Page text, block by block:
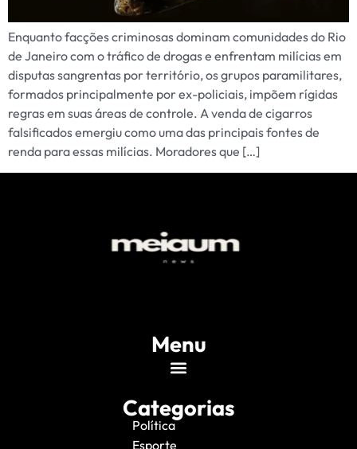
Enquanto facções criminosas dominam comunidades do Rio
de Janeiro com o tráfico de drogas e enfrentam milícias em
disputas sangrentas por território, os grupos paramilitares,
formados principalmente por ex-policiais, impõem rígidas
regras em suas áreas de controle. A venda de cigarros
falsificados emergiu como uma das principais fontes de
renda para essas milícias. Moradores que […]
Menu
Categorias
Política
Esporte